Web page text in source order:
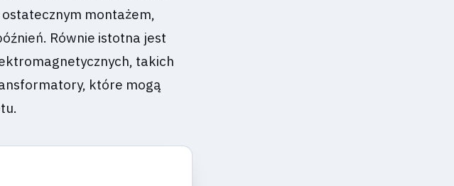
montażem,
Równie istotna jest
takich
które mogą